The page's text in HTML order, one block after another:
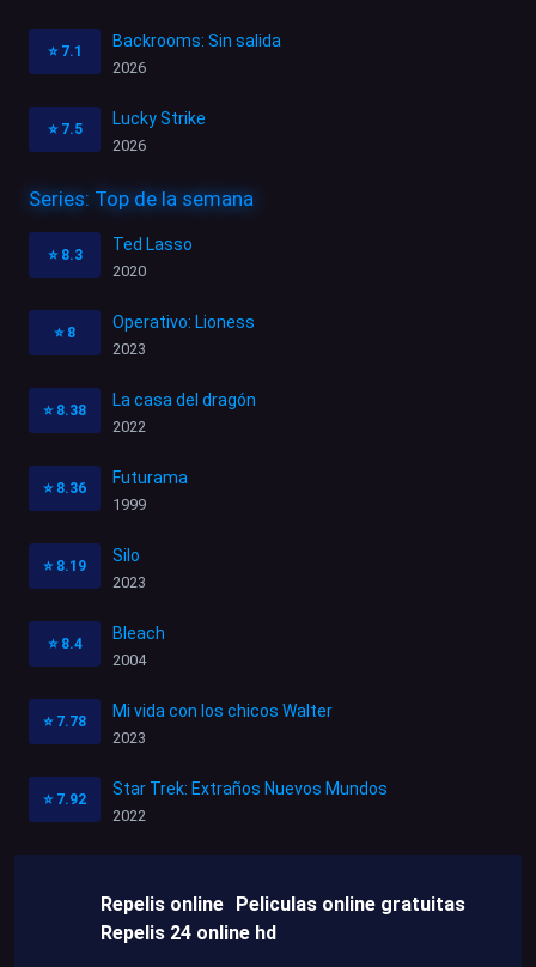
⭐ 7.1
Backrooms: Sin salida
2026
⭐ 7.5
Lucky Strike
2026
Series: Top de la semana
⭐ 8.3
Ted Lasso
2020
⭐ 8
Operativo: Lioness
2023
⭐ 8.38
La casa del dragón
2022
⭐ 8.36
Futurama
1999
⭐ 8.19
Silo
2023
⭐ 8.4
Bleach
2004
⭐ 7.78
Mi vida con los chicos Walter
2023
⭐ 7.92
Star Trek: Extraños Nuevos Mundos
2022
Repelis online Peliculas online gratuitas
Repelis 24 online hd